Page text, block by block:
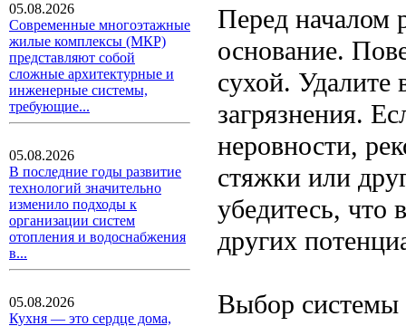
05.08.2026
Современные многоэтажные
жилые комплексы (МКР)
представляют собой
сложные архитектурные и
инженерные системы,
требующие...
05.08.2026
В последние годы развитие
технологий значительно
изменило подходы к
организации систем
отопления и водоснабжения
в...
05.08.2026
Кухня — это сердце дома,
Перед началом
основание.
сухой. Удалите
загрязнения.
неровности,
стяжки или
убедитесь, что
других
Выбор системы